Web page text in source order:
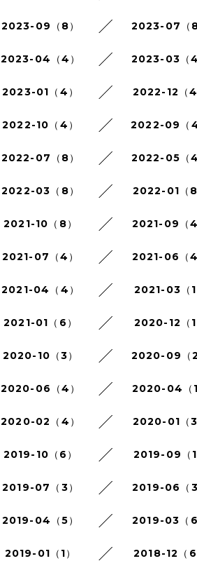
2023-09（8） 2023-07（8
2023-04（4） 2023-03（4
2023-01（4） 2022-12（4
2022-10（4） 2022-09（4
2022-07（8） 2022-05（4
2022-03（8） 2022-01（8
2021-10（8） 2021-09（4
2021-07（4） 2021-06（4
2021-04（4） 2021-03（1
2021-01（6） 2020-12（1
2020-10（3） 2020-09（2
2020-06（4） 2020-04（1
2020-02（4） 2020-01（3
2019-10（6） 2019-09（1
2019-07（3） 2019-06（3
2019-04（5） 2019-03（6
2019-01（1） 2018-12（6